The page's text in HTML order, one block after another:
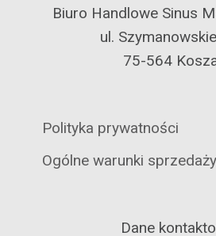
Biuro Handlowe Sinus
ul.
75-564
Polityka prywatności
Ogólne warunki sprzedaży
Dane